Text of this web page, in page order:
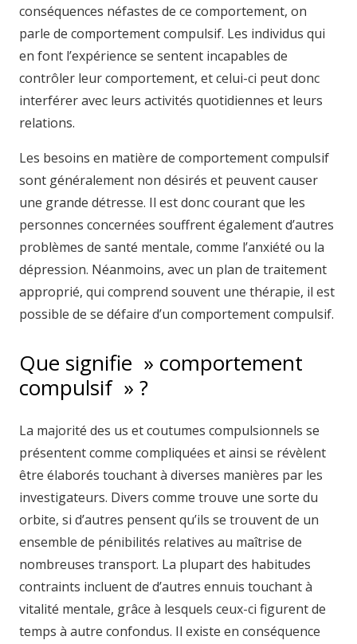
conséquences néfastes de ce comportement, on
parle de comportement compulsif. Les individus qui
en font l’expérience se sentent incapables de
contrôler leur comportement, et celui-ci peut donc
interférer avec leurs activités quotidiennes et leurs
relations.
Les besoins en matière de comportement compulsif
sont généralement non désirés et peuvent causer
une grande détresse. Il est donc courant que les
personnes concernées souffrent également d’autres
problèmes de santé mentale, comme l’anxiété ou la
dépression. Néanmoins, avec un plan de traitement
approprié, qui comprend souvent une thérapie, il est
possible de se défaire d’un comportement compulsif.
Que signifie » comportement
compulsif » ?
La majorité des us et coutumes compulsionnels se
présentent comme compliquées et ainsi se révèlent
être élaborés touchant à diverses manières par les
investigateurs. Divers comme trouve une sorte du
orbite, si d’autres pensent qu’ils se trouvent de un
ensemble de pénibilités relatives au maîtrise de
nombreuses transport. La plupart des habitudes
contraints incluent de d’autres ennuis touchant à
vitalité mentale, grâce à lesquels ceux-ci figurent de
temps à autre confondus. Il existe en conséquence